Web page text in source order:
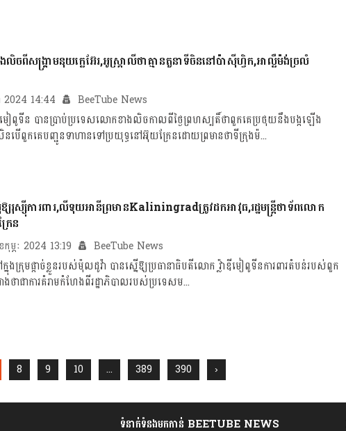
ចពីសង្គ្រាមនុយក្លេអ៊ែរ,អូស្ត្រាលីថាគ្មានតួនាទីចិននៅប៉ាស៊ីហ្វិក,អាល្លឺម៉ង់ច្រលំ
2024 14:44 BeeTube News
មៀពូទីន បានប្រាប់ប្រទេសលោកខាងលិចកាលពីថ្ងៃព្រហស្បតិ៍ថាពួកគេប្រថុយនឹងបង្កឡើង
សិនបើពួកគេបញ្ជូនទាហានទៅប្រយុទ្ធនៅអ៊ុយក្រែនដោយព្រមានថាទីក្រុងម៉...
យរុស្ស៊ីការពារ,លីទុយអានីព្រមានKaliningradត្រូវដកអាវុធ,រដ្ឋមន្រ្តីថាទ័ពលោក
ែន
ម្ភៈ 2024 13:19 BeeTube News
ក្នុងក្រុមផ្តាច់ខ្លួនរបស់ម៉ុលដូវ៉ា បានស្នើឱ្យប្រធានាធិបតីលោក វ្ល៉ាឌីមៀពូទីនការពារតំបន់របស់ពួក
ថាជាការគំរាមកំហែងពីរដ្ឋាភិបាលរបស់ប្រទេសម...
8 9 10 ... 389 390 ›
ទំនាក់ទំនងមកកាន់ BEETUBE NEWS